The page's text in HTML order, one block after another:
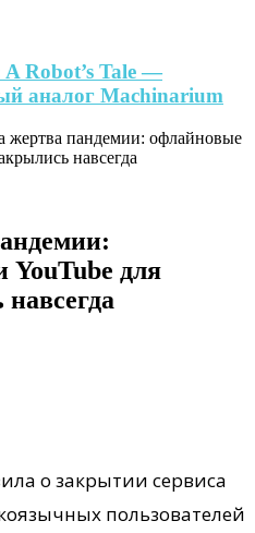
Robot’s Tale —
аналог Machinarium
жертва пандемии: офлайновые
навсегда
YouTube для
о закрытии сервиса
пользователей